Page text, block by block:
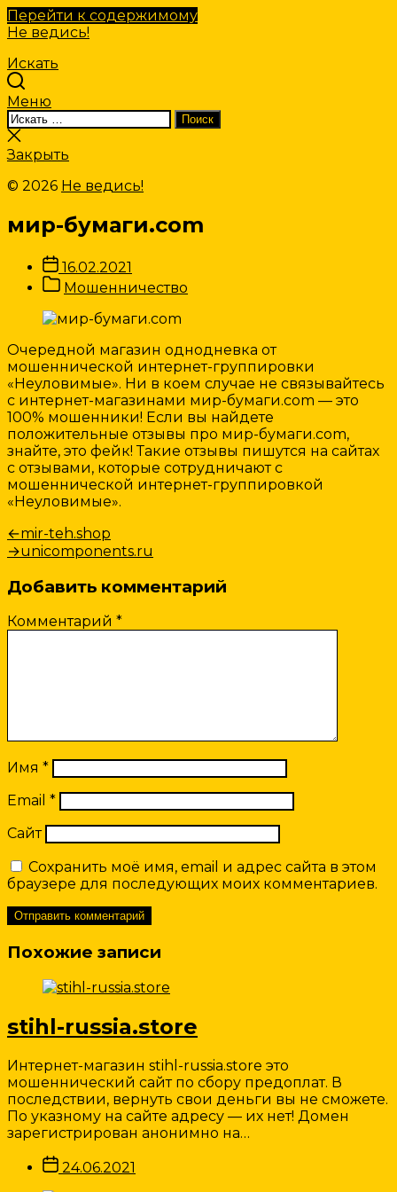
Перейти к содержимому
Не ведись!
Искать
Меню
Искать:
Поиск
Закрыть
поиск
Закрыть
© 2026 Не ведись!
мир-бумаги.com
Дата
записи
16.02.2021
Категории
Записи
Мошенничество
Очередной магазин однодневка от
мошеннической интернет-группировки
«Неуловимые». Ни в коем случае не связывайтесь
с интернет-магазинами мир-бумаги.com — это
100% мошенники! Если вы найдете
положительные отзывы про мир-бумаги.com,
знайте, это фейк! Такие отзывы пишутся на сайтах
с отзывами, которые сотрудничают с
мошеннической интернет-группировкой
«Неуловимые».
Навигация
по
записям
←Предыдущая
запись:
mir-teh.shop
→Следующая
unicomponents.ru
Добавить комментарий
Комментарий *
Имя *
Email *
Сайт
Сохранить моё имя, email и адрес сайта в этом
браузере для последующих моих комментариев.
Похожие записи
stihl-russia.store
Интернет-магазин stihl-russia.store это
мошеннический сайт по сбору предоплат. В
последствии, вернуть свои деньги вы не сможете.
По указному на сайте адресу — их нет! Домен
зарегистрирован анонимно на…
Дата
записи
24.06.2021